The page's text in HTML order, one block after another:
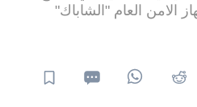
الامن العام "الشاباك"